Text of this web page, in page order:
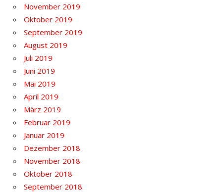
November 2019
Oktober 2019
September 2019
August 2019
Juli 2019
Juni 2019
Mai 2019
April 2019
März 2019
Februar 2019
Januar 2019
Dezember 2018
November 2018
Oktober 2018
September 2018